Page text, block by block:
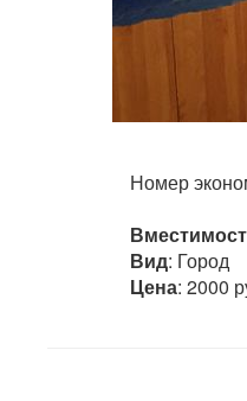
Номер
Вид: Город
Цена: 2000